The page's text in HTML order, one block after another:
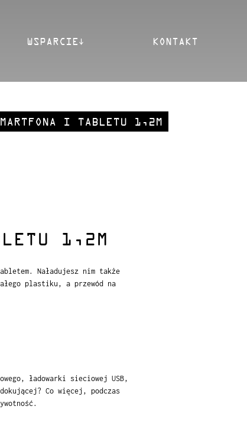
WSPARCIE KONTAKT
I TABLETU 1,2M
1,2M
Naładujesz nim także
plastiku, a przewód na
ładowarki sieciowej USB,
Co więcej, podczas